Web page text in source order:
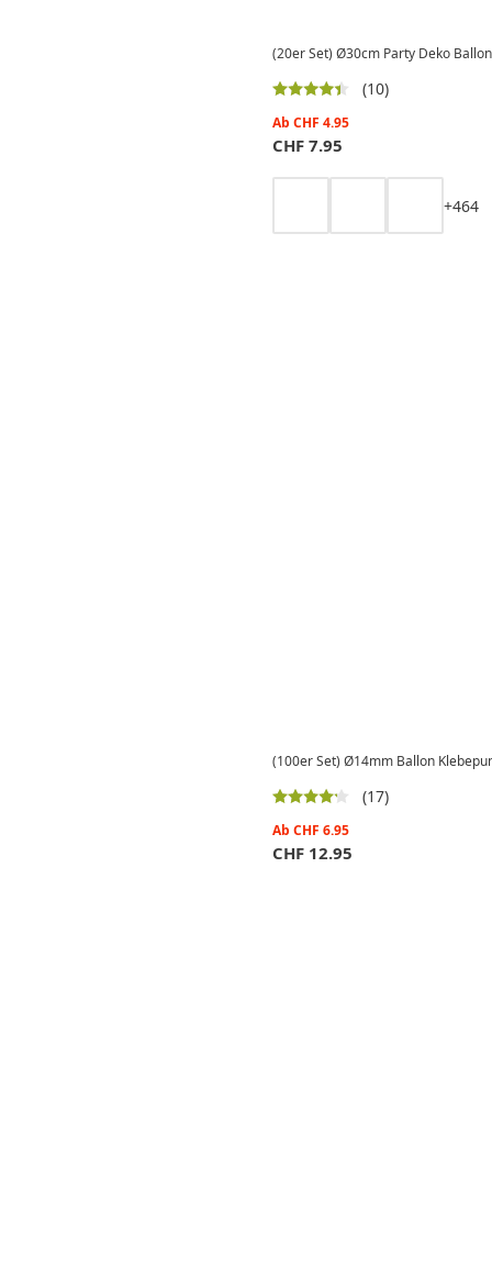
(20er Set) Ø30cm Party Deko
(10)
Ab CHF 4.95
CHF 7.95
+464
(100er Set) Ø14mm Ballon
(17)
Ab CHF 6.95
CHF 12.95